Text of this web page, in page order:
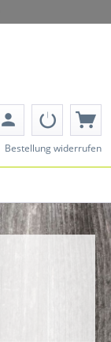
person
Bestellung widerrufen